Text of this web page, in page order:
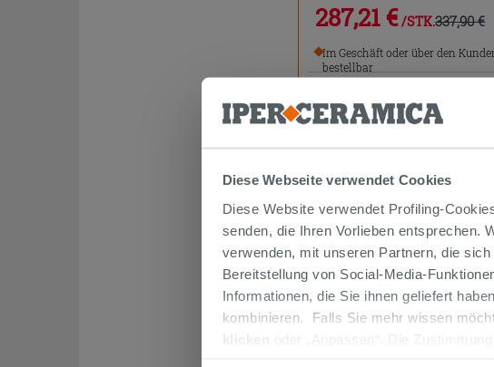
Diese Webseite verwendet Cookies
Diese Website verwendet Profiling-
senden, die Ihren Vorlieben entsprechen.
verwenden, mit unseren Partnern, die
Bereitstellung von Social-Media-
Informationen, die Sie ihnen geliefert
kombinieren. Falls Sie mehr wissen
klicken
oder „Anpassen“. Die
287,21 € /STK.337,90 €
Im Geschäft oder über den
bestellbar
Waschbecken Unitop
Grau matt